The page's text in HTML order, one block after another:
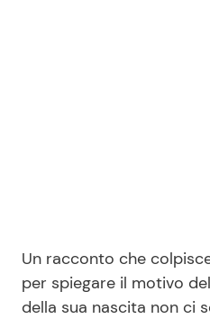
Un racconto che
per spiegare il motivo
della sua nascita non ci